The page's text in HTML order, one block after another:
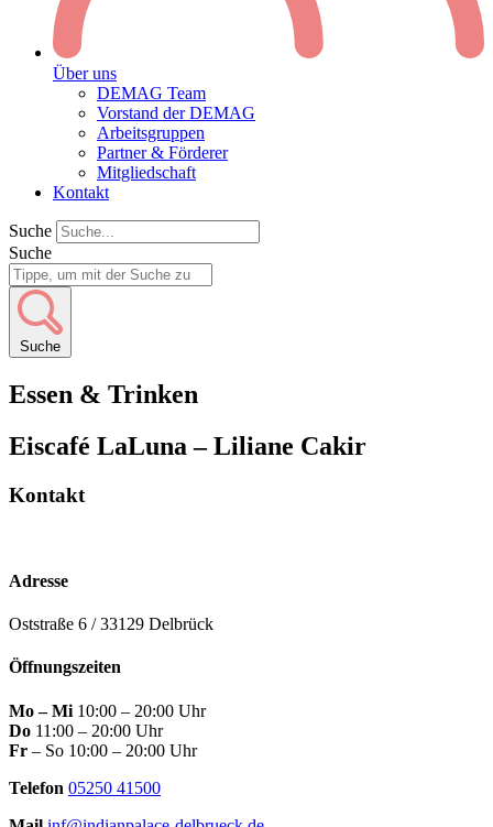
Über uns
DEMAG Team
Vorstand der DEMAG
Arbeitsgruppen
Partner & Förderer
Mitgliedschaft
Kontakt
Suche
Suche
Suche
Essen & Trinken
Eiscafé LaLuna – Liliane Cakir
Kontakt
Adresse
Oststraße 6 / 33129 Delbrück
Öffnungszeiten
Mo – Mi 10:00 – 20:00 Uhr
Do 11:00 – 20:00 Uhr
Fr – So 10:00 – 20:00 Uhr
Telefon 05250 41500